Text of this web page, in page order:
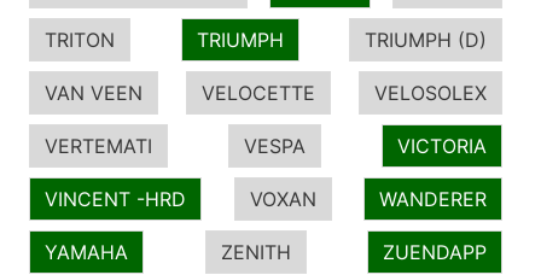
TRITON TRIUMPH TRIUMPH (D)
VAN VEEN VELOCETTE VELOSOLEX
VERTEMATI VESPA VICTORIA
VINCENT -HRD VOXAN WANDERER
YAMAHA ZENITH ZUENDAPP